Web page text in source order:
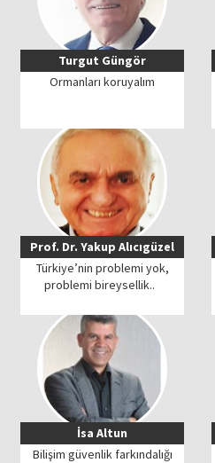
Turgut Güngör
Ormanları koruyalım
Prof. Dr. Yakup Alıcıgüzel
Türkiye’nin problemi yok,
problemi bireysellik..
İsa Altun
Bilişim güvenlik farkındalığı